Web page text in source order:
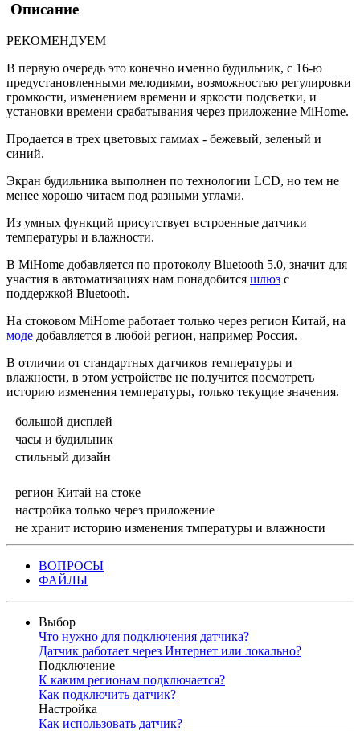
Описание
РЕКОМЕНДУЕМ
В первую очередь это конечно именно будильник, с 16-ю
предустановленными мелодиями, возможностью регулировки
громкости, изменением времени и яркости подсветки, и
установки времени срабатывания через приложение MiHome.
Продается в трех цветовых гаммах - бежевый, зеленый и
синий.
Экран будильника выполнен по технологии LCD, но тем не
менее хорошо читаем под разными углами.
Из умных функций присутствует встроенные датчики
температуры и влажности.
В MiHome добавляется по протоколу Bluetooth 5.0, значит для
участия в автоматизациях нам понадобится шлюз с
поддержкой Bluetooth.
На стоковом MiHome работает только через регион Китай, на
моде добавляется в любой регион, например Россия.
В отличии от стандартных датчиков температуры и
влажности, в этом устройстве не получится посмотреть
историю изменения температуры, только текущие значения.
большой дисплей
часы и будильник
стильный дизайн
регион Китай на стоке
настройка только через приложение
не хранит историю изменения тмпературы и влажности
ВОПРОСЫ
ФАЙЛЫ
Выбор
Что нужно для подключения датчика?
Датчик работает через Интернет или локально?
Подключение
К каким регионам подключается?
Как подключить датчик?
Настройка
Как использовать датчик?